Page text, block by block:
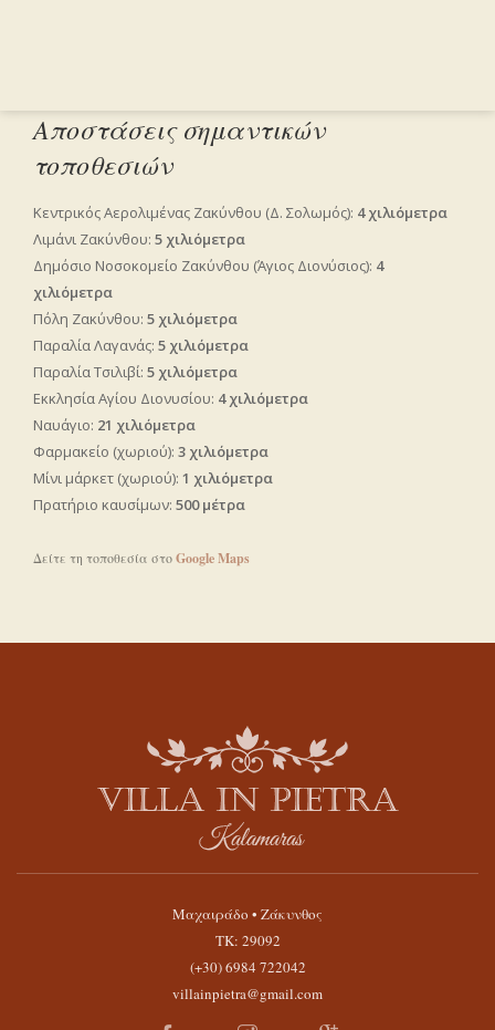
Αποστάσεις σημαντικών
τοποθεσιών
Κεντρικός Αερολιμένας Ζακύνθου (Δ. Σολωμός): 4 χιλιόμετρα
Λιμάνι Ζακύνθου: 5 χιλιόμετρα
Δημόσιο Νοσοκομείο Ζακύνθου (Άγιος Διονύσιος): 4
χιλιόμετρα
Πόλη Ζακύνθου: 5 χιλιόμετρα
Παραλία Λαγανάς: 5 χιλιόμετρα
Παραλία Τσιλιβί: 5 χιλιόμετρα
Εκκλησία Αγίου Διονυσίου: 4 χιλιόμετρα
Ναυάγιο: 21 χιλιόμετρα
Φαρμακείο (χωριού): 3 χιλιόμετρα
Μίνι μάρκετ (χωριού): 1 χιλιόμετρα
Πρατήριο καυσίμων: 500 μέτρα
Δείτε τη τοποθεσία στοGoogle Maps
Μαχαιράδο • Ζάκυνθος
ΤΚ: 29092
(+30) 6984 722042
villainpietra@gmail.com